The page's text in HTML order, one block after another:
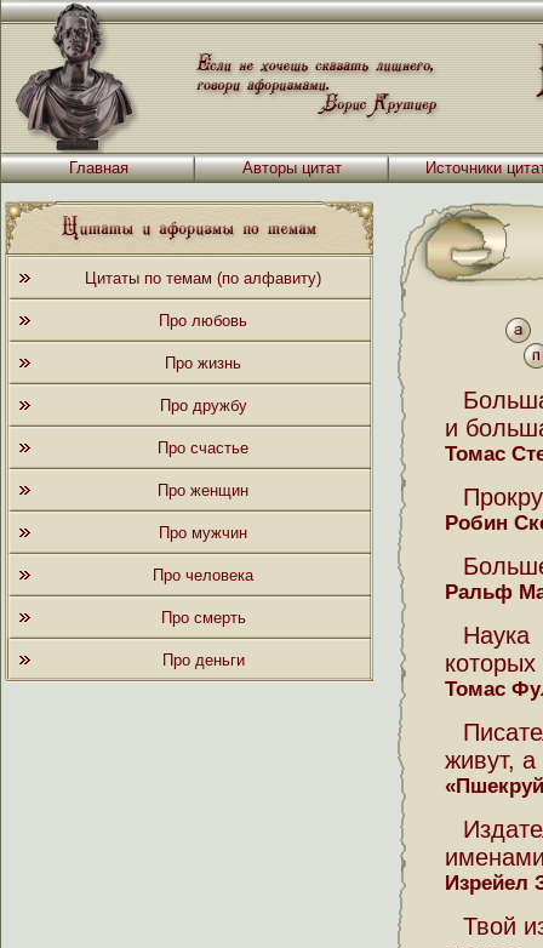
Главная Авторы цитат Источники
Цитаты по темам (по алфавиту)
Про любовь
Про жизнь
Про дружбу
Про счастье
Про женщин
Про мужчин
Про человека
Про смерть
Про деньги
и
Томас
Робин
Ральф
Томас
живут, а
Изрейел
Твой